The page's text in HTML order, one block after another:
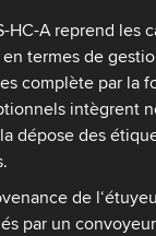
HC-A reprend les
en termes de
complète par la
intègrent
dépose des
de
par un